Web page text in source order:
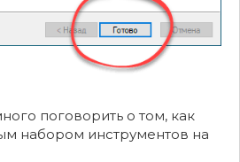
поговорить о том, как
набором инструментов на